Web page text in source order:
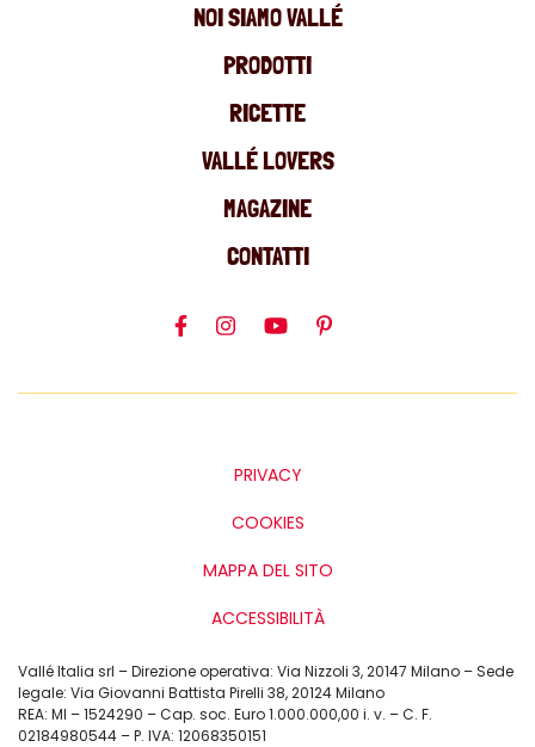
NOI SIAMO VALLÉ
PRODOTTI
RICETTE
VALLÉ LOVERS
MAGAZINE
CONTATTI
PRIVACY
COOKIES
MAPPA DEL SITO
ACCESSIBILITÀ
Vallé Italia srl – Direzione operativa: Via Nizzoli 3, 20147 Milano – Sede
legale: Via Giovanni Battista Pirelli 38, 20124 Milano
REA: MI – 1524290 – Cap. soc. Euro 1.000.000,00 i. v. – C. F.
02184980544 – P. IVA: 12068350151